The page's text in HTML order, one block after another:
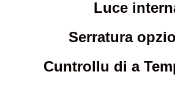
Luce
Serratura
Cuntrollu di a